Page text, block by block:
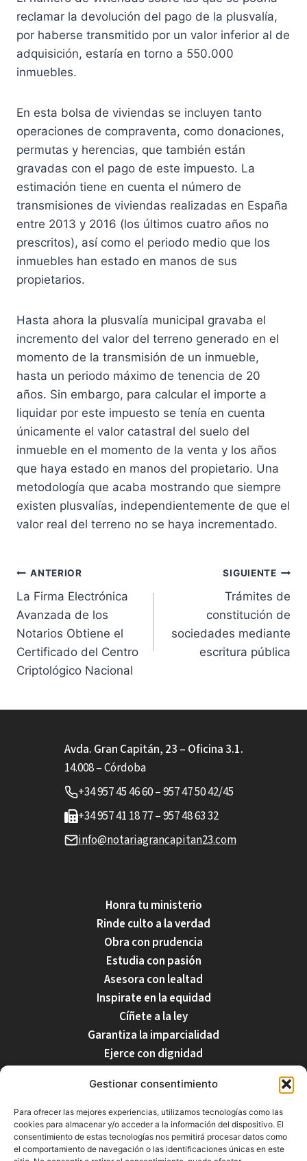
Gestionar consentimiento
Para ofrecer las mejores experiencias, utilizamos tecnologías como las
cookies para almacenar y/o acceder a la información del dispositivo. El
consentimiento de estas tecnologías nos permitirá procesar datos como
el comportamiento de navegación o las identificaciones únicas en este
reclamar la devolución del pago de la plusvalía,
por haberse transmitido por un valor inferior al de
adquisición, estaría en torno a 550.000
inmuebles.
En esta bolsa de viviendas se incluyen tanto
operaciones de compraventa, como donaciones,
permutas y herencias, que también están
gravadas con el pago de este impuesto. La
estimación tiene en cuenta el número de
transmisiones de viviendas realizadas en España
entre 2013 y 2016 (los últimos cuatro años no
prescritos), así como el periodo medio que los
inmuebles han estado en manos de sus
propietarios.
Hasta ahora la plusvalía municipal gravaba el
incremento del valor del terreno generado en el
momento de la transmisión de un inmueble,
hasta un periodo máximo de tenencia de 20
años. Sin embargo, para calcular el importe a
liquidar por este impuesto se tenía en cuenta
únicamente el valor catastral del suelo del
inmueble en el momento de la venta y los años
que haya estado en manos del propietario. Una
metodología que acaba mostrando que siempre
existen plusvalías, independientemente de que el
valor real del terreno no se haya incrementado.
Navegación
de
entradas
ANTERIOR
La Firma Electrónica
Avanzada de los
Notarios Obtiene el
Certificado del Centro
Criptológico Nacional
SIGUIENTE
Trámites de
constitución de
sociedades mediante
escritura pública
Avda. Gran Capitán, 23 – Oficina 3.1.
14.008 – Córdoba
+34 957 45 46 60 – 957 47 50 42/45
+34 957 41 18 77 – 957 48 63 32
info@notariagrancapitan23.com
Honra tu ministerio
Rinde culto a la verdad
Obra con prudencia
Estudia con pasión
Asesora con lealtad
Inspirate en la equidad
Cíñete a la ley
Garantiza la imparcialidad
Ejerce con dignidad
InicioDespachoNuestro EquipoServiciosBlogContacto